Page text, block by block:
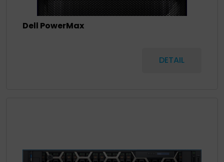
Dell PowerMax
DETAIL